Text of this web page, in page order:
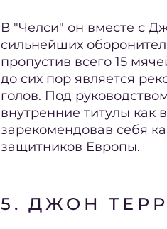
В "Челси" он вместе с
сильнейших
пропустив всего 15
до сих пор является
голов. Под
внутренние титулы как
зарекомендовав себя
защитников Европы.
5. ДЖОН